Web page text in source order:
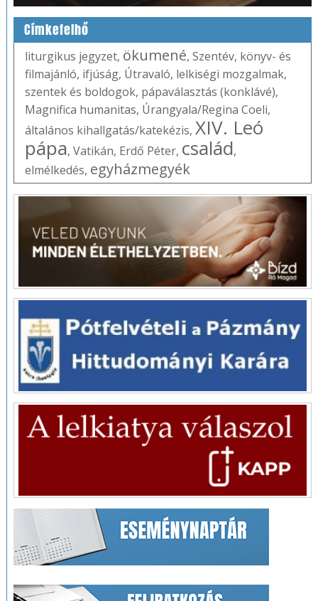
Címkefelhő
liturgikus jegyzet, ökumené, Szentév, könyv- és
filmajánló, ifjúság, Útravaló, lelkiségi mozgalmak,
szentek és boldogok, pápaválasztás (konklávé),
Magnifica humanitas, Úrangyala/Regina Coeli,
általános kihallgatás/katekézis, XIV. Leó
pápa, Vatikán, Erdő Péter, család,
elmélkedés, egyházmegyék